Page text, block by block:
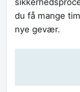
du få mange
nye gevær.